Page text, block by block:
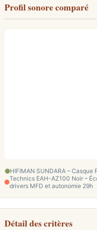
Profil sonore comparé
HIFIMAN SUNDARA –
Technics EAH-AZ100 Noir –
drivers MFD et autonomie 29h
Détail des critères